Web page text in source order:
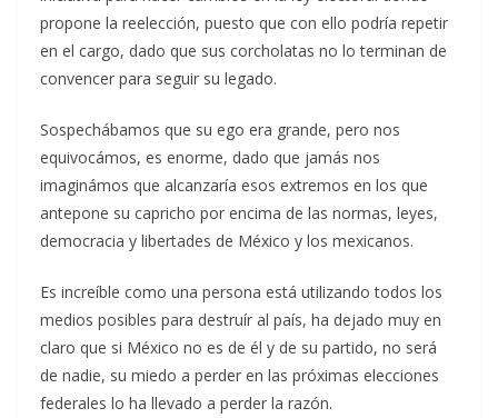
propone la reelección, puesto que con ello podría repetir
en el cargo, dado que sus corcholatas no lo terminan de
convencer para seguir su legado.
Sospechábamos que su ego era grande, pero nos
equivocámos, es enorme, dado que jamás nos
imaginámos que alcanzaría esos extremos en los que
antepone su capricho por encima de las normas, leyes,
democracia y libertades de México y los mexicanos.
Es increíble como una persona está utilizando todos los
medios posibles para destruír al país, ha dejado muy en
claro que si México no es de él y de su partido, no será
de nadie, su miedo a perder en las próximas elecciones
federales lo ha llevado a perder la razón.